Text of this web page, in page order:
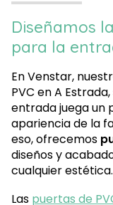
Diseñamos
para la
En Venstar,
PVC en A
entrada juega un
apariencia de la
eso, ofrecemos
diseños y